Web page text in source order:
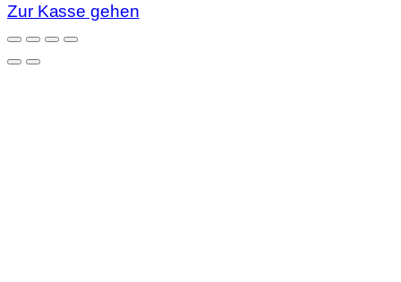
Zur Kasse gehen